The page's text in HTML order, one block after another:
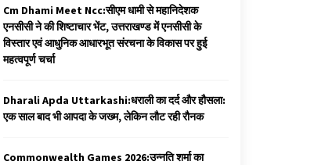
Cm Dhami Meet Ncc:सीएम धामी से महानिदेशक
एनसीसी ने की शिष्टाचार भेंट, उत्तराखण्ड में एनसीसी के
विस्तार एवं आधुनिक आधारभूत संरचना के विकास पर हुई
महत्वपूर्ण चर्चा
Dharali Apda Uttarkashi:धराली का दर्द और हौसला:
एक साल बाद भी आपदा के जख्म, लेकिन लौट रही रौनक
Commonwealth Games 2026:उन्नति शर्मा का